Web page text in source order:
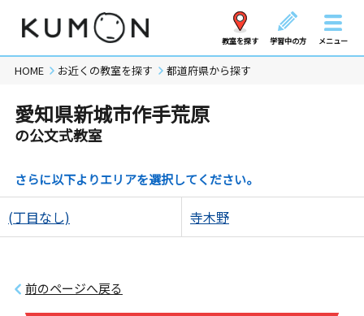
教室を探す 学習中の方 メニュー
HOME お近くの教室を探す 都道府県から探す
愛知県新城市作手荒原
の公文式教室
さらに以下よりエリアを選択してください。
(丁目なし) 寺木野
前のページへ戻る